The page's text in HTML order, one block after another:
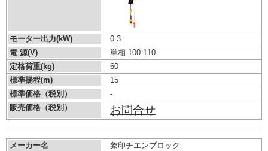
モーター出力(kW)
0.3
電 源(V)
単相 100-110
定格荷重(kg)
60
標準揚程(m)
15
標準価格（税別）
-
販売価格（税別）
お問合せ
メーカー名
象印チエンブロック